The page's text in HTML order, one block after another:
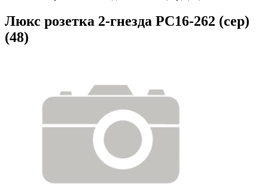
Люкс розетка 2-гнезда РС16-262 (сер)
(48)